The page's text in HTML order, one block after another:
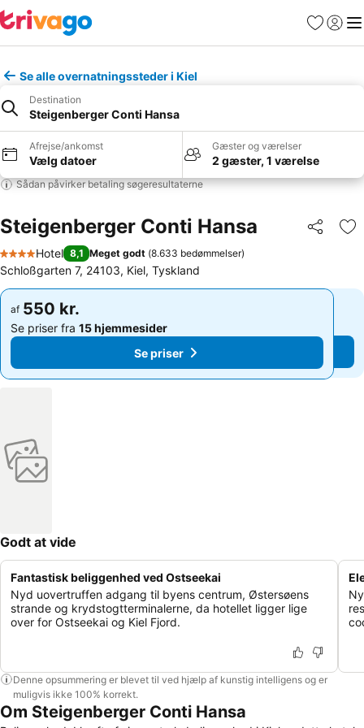
Favoritter
Log ind
Se alle overnatningssteder i Kiel
Destination
Steigenberger Conti Hansa
Afrejse/ankomst
Vælg datoer
Gæster og værelser
2 gæster, 1 værelse
Sådan påvirker betaling søgeresultaterne
Steigenberger Conti Hansa Del
4 Stjerner
Hotel 8,1 Meget godt (8.633 bedømmelser)
Schloßgarten 7, 24103, Kiel, Tyskland
af 550 kr.
Se priser fra 15 hjemmesider
Se priser
af 550 kr.
Se priser fra 15 hjemmesider
Se priser
Godt at vide
Fantastisk beliggenhed ved Ostseekai
Nyd uovertruffen adgang til byens centrum, Østersøens
strande og krydstogtterminalerne, da hotellet ligger lige
over for Ostseekai og Kiel Fjord.
Denne opsummering er blevet til ved hjælp af kunstig intelligens og er
muligvis ikke 100% korrekt.
Om Steigenberger Conti Hansa